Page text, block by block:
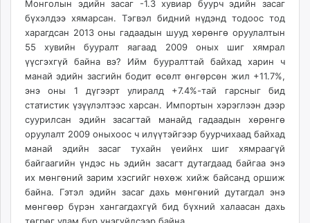
ergelt.mn
zarig.mn
today.mn
zuv.mn
mminfo.mn
ugluu.mn
urlag.mn
unen.mn
asu.mn
shudarga.mn
shuurhai.mn
unuudur.mn
isee.mn
Монголын эдийн засаг -1.3 хувиар буурч эдийн засаг
бүхэлдээ хямарсан. Тэгвэл бидний нүдэнд тодоос тод
харагдсан 2013 оны гадаадын шууд хөрөнгө оруулалтын
55 хувийн бууралт яагаад 2009 оных шиг хямрал
үүсгэхгүй байна вэ? Ийм бууралттай байхад харин ч
манай эдийн засгийн бодит өсөлт өнгөрсөн жил +11.7%,
энэ оны 1 дүгээрт улиралд +7.4%-тай гарсныг бид
статистик үзүүлэлтээс харсан. Импортын хэрэглээн дээр
суурилсан эдийн засагтай манайд гадаадын хөрөнгө
оруулалт 2009 оныхоос ч илүүтэйгээр буурчихаад байхад
манай эдийн засаг тухайн үеийнх шиг хямраагүй
байгаагийн үндэс нь эдийн засагт дутагдаад байгаа энэ
их мөнгөний зарим хэсгийг нөхөж хийж байсанд оршиж
байна. Гэтэл эдийн засаг дахь мөнгөний дутагдал энэ
мөнгөөр бүрэн хангагдахгүй бид бүхний халаасан дахь